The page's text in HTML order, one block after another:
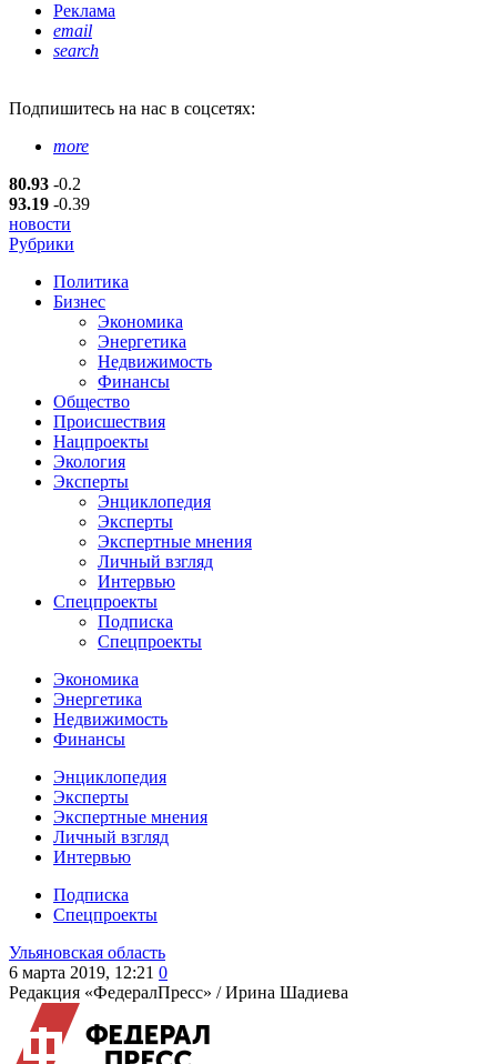
Реклама
email
search
Подпишитесь на нас в соцсетях:
more
80.93 -0.2
93.19 -0.39
новости
Рубрики
Политика
Бизнес
Экономика
Энергетика
Недвижимость
Финансы
Общество
Происшествия
Нацпроекты
Экология
Эксперты
Энциклопедия
Эксперты
Экспертные мнения
Личный взгляд
Интервью
Спецпроекты
Подписка
Спецпроекты
Экономика
Энергетика
Недвижимость
Финансы
Энциклопедия
Эксперты
Экспертные мнения
Личный взгляд
Интервью
Подписка
Спецпроекты
Ульяновская область
6 марта 2019, 12:21 0
Редакция «ФедералПресс» /Ирина Шадиева